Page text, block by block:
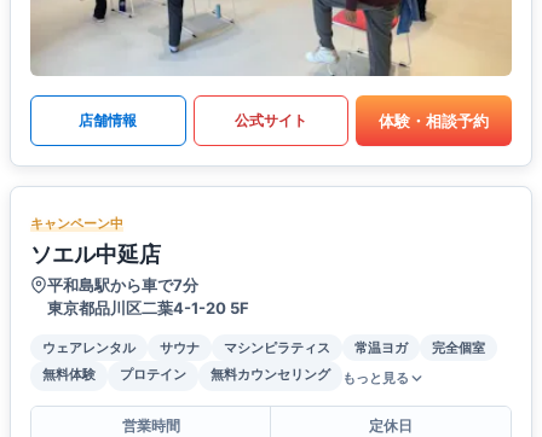
店舗情報 公式サイト 体験・相談予約
キャンペーン中
ソエル中延店
平和島駅から車で7分
東京都品川区二葉4-1-20 5F
ウェアレンタル サウナ マシンピラティス 常温ヨガ
完全個室
無料体験
プロテイン 無料カウンセリング もっと見る
営業時間
定休日